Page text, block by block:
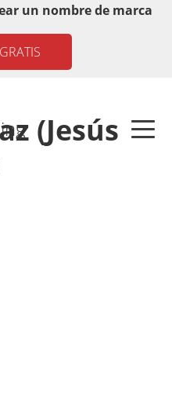
un nombre de marca
(Jesús